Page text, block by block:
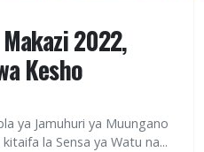
2022,
Kesho
ya Jamuhuri ya Muungano
la Sensa ya Watu na...